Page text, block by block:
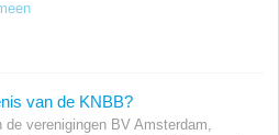
van de KNBB?
de verenigingen BV Amsterdam,